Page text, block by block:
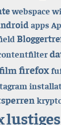
webspace
apps
firefox
lustiges